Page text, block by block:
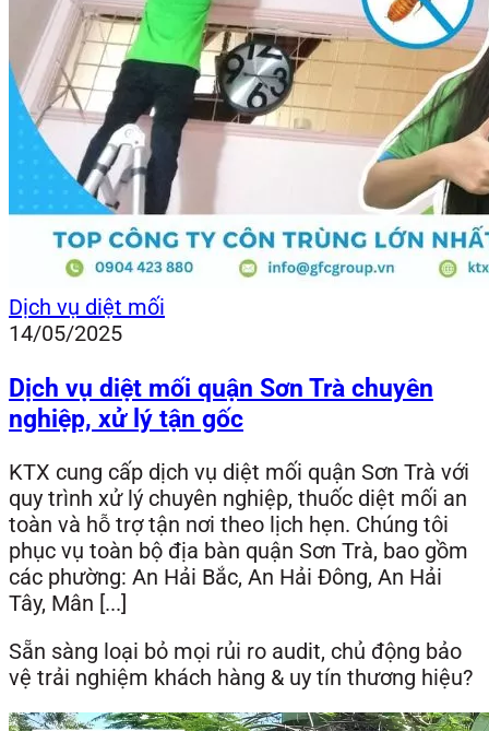
Dịch vụ diệt mối
14/05/2025
Dịch vụ diệt mối quận Sơn Trà chuyên
nghiệp, xử lý tận gốc
KTX cung cấp dịch vụ diệt mối quận Sơn Trà với
quy trình xử lý chuyên nghiệp, thuốc diệt mối an
toàn và hỗ trợ tận nơi theo lịch hẹn. Chúng tôi
phục vụ toàn bộ địa bàn quận Sơn Trà, bao gồm
các phường: An Hải Bắc, An Hải Đông, An Hải
Tây, Mân [...]
Sẵn sàng loại bỏ mọi rủi ro audit, chủ động bảo
vệ trải nghiệm khách hàng & uy tín thương hiệu?